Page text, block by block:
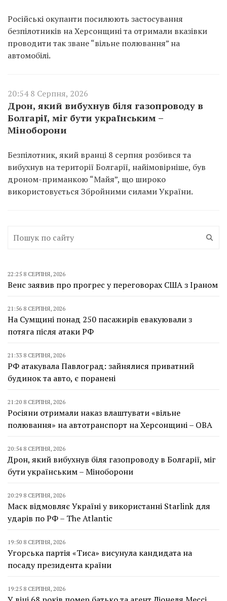
Російські окупанти посилюють застосування
безпілотників на Херсонщині та отримали вказівки
проводити так зване “вільне полювання” на
автомобілі.
20:54 8 Серпня, 2026
Дрон, який вибухнув біля газопроводу в
Болгарії, міг бути українським –
Міноборони
Безпілотник, який вранці 8 серпня розбився та
вибухнув на території Болгарії, найімовірніше, був
дроном-приманкою “Майя”, що широко
використовується Збройними силами України.
22:25 8 СЕРПНЯ, 2026
Венс заявив про прогрес у переговорах США з Іраном
21:56 8 СЕРПНЯ, 2026
На Сумщині понад 250 пасажирів евакуювали з
потяга після атаки РФ
21:33 8 СЕРПНЯ, 2026
РФ атакувала Павлоград: зайнялися приватний
будинок та авто, є поранені
21:20 8 СЕРПНЯ, 2026
Росіяни отримали наказ влаштувати «вільне
полювання» на автотранспорт на Херсонщині – ОВА
20:54 8 СЕРПНЯ, 2026
Дрон, який вибухнув біля газопроводу в Болгарії, міг
бути українським – Міноборони
20:29 8 СЕРПНЯ, 2026
Маск відмовляє Україні у використанні Starlink для
ударів по РФ – The Atlantic
19:50 8 СЕРПНЯ, 2026
Угорська партія «Тиса» висунула кандидата на
посаду президента країни
19:25 8 СЕРПНЯ, 2026